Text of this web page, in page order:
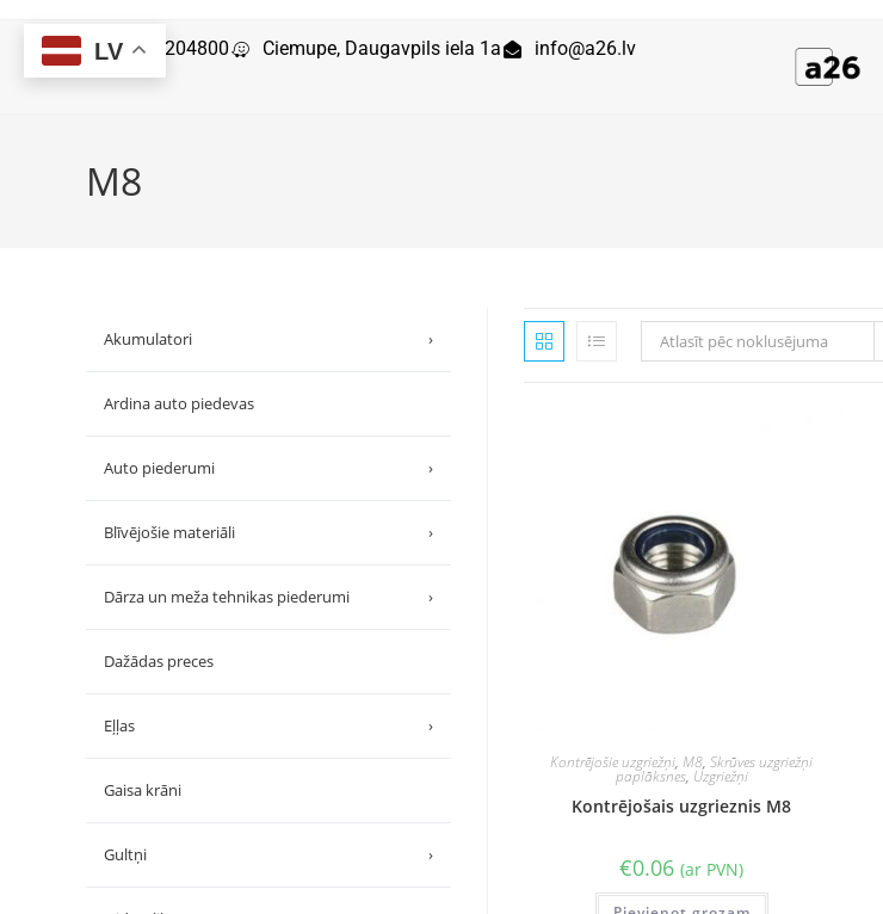
29204800 Ciemupe, Daugavpils iela 1a info@a26.lv
M8
Atlasīt pēc noklusējuma
Kontrējošie uzgriežņi,M8,Skrūves uzgriežņi
paplāksnes, Uzgriežņi
Kontrējošais uzgrieznis M8
€0.06 (ar PVN)
Akumulatori ›
Ardina auto piedevas
Auto piederumi ›
Blīvējošie materiāli ›
Dārza un meža tehnikas piederumi ›
Dažādas preces
Eļļas ›
Gaisa krāni
Gultņi ›
LV